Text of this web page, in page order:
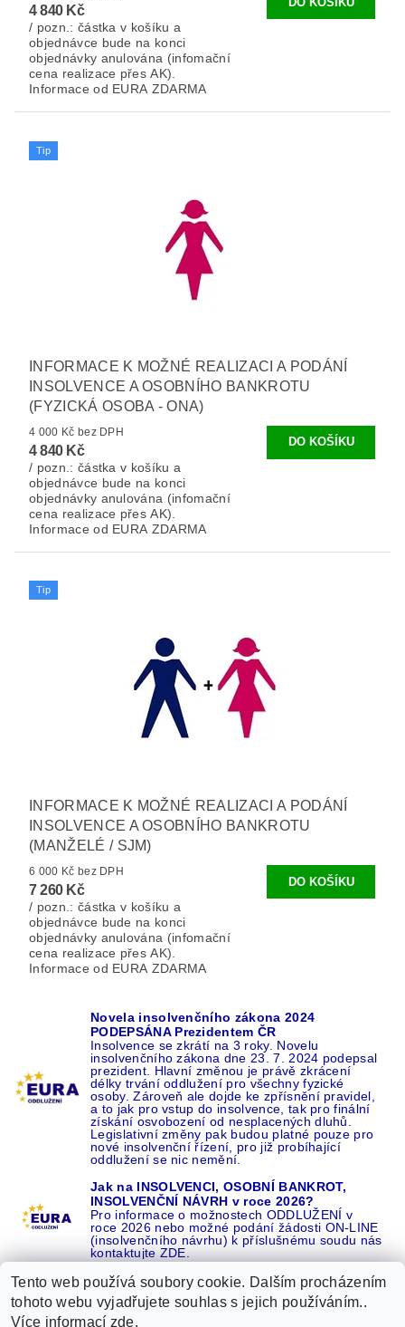
4 840 Kč
/ pozn.: částka v košíku a
objednávce bude na konci
objednávky anulována (infomační
cena realizace přes AK).
Informace od EURA ZDARMA
Tip
INFORMACE K MOŽNÉ REALIZACI A PODÁNÍ
INSOLVENCE A OSOBNÍHO BANKROTU
(FYZICKÁ OSOBA - ONA)
4 000 Kč bez DPH
4 840 Kč
/ pozn.: částka v košíku a
objednávce bude na konci
objednávky anulována (infomační
cena realizace přes AK).
Informace od EURA ZDARMA
Tip
INFORMACE K MOŽNÉ REALIZACI A PODÁNÍ
INSOLVENCE A OSOBNÍHO BANKROTU
(MANŽELÉ / SJM)
6 000 Kč bez DPH
7 260 Kč
/ pozn.: částka v košíku a
objednávce bude na konci
objednávky anulována (infomační
cena realizace přes AK).
Informace od EURA ZDARMA
Novela insolvenčního zákona 2024
PODEPSÁNA Prezidentem ČR
Insolvence se zkrátí na 3 roky. Novelu
insolvenčního zákona dne 23. 7. 2024 podepsal
prezident. Hlavní změnou je právě zkrácení
délky trvání oddlužení pro všechny fyzické
osoby. Zároveň ale dojde ke zpřísnění pravidel,
a to jak pro vstup do insolvence, tak pro finální
získání osvobození od nesplacených dluhů.
Legislativní změny pak budou platné pouze pro
nové insolvenční řízení, pro již probíhající
oddlužení se nic nemění.
Jak na INSOLVENCI, OSOBNÍ BANKROT,
INSOLVENČNÍ NÁVRH v roce 2026?
Pro informace o možnostech ODDLUŽENÍ v
roce 2026 nebo možné podání žádosti ON-LINE
(insolvenčního návrhu) k příslušnému soudu nás
kontaktujte ZDE.
Tento web používá soubory cookie. Dalším procházením
tohoto webu vyjadřujete souhlas s jejich používáním..
Více informací zde.